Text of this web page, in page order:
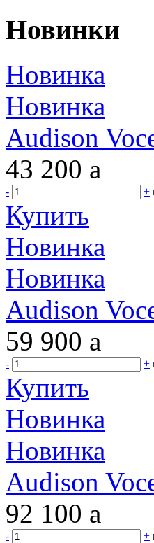
Новинки
Новинка
Новинка
Audison
43 200 a
- +
Купить
Новинка
Новинка
Audison
59 900 a
- +
Купить
Новинка
Новинка
Audison
92 100 a
- +